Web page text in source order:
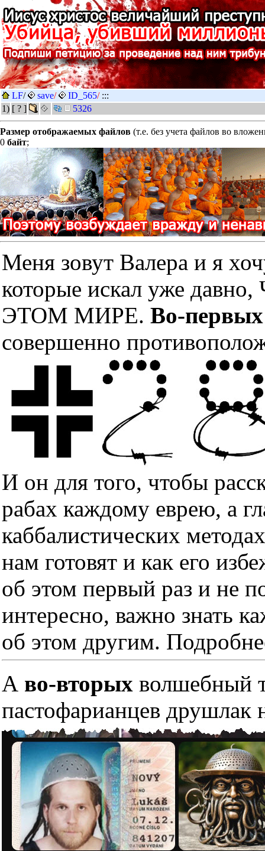
LF/ save/ ID_565/:::
1) [ ? ] 5326
Размер отображаемых файлов (т.е. без учета файлов во
0 байт;
Меня зовут Валера и я
которые искал уже
ЭТОМ МИРЕ. Во-первых
совершенно
И он для того, чтобы
рабах каждому еврею, а
каббалистических
нам готовят и как его
об этом первый раз и не
интересно, важно знать
об этом другим.
А во-вторых волшебный
пастофарианцев друшлак